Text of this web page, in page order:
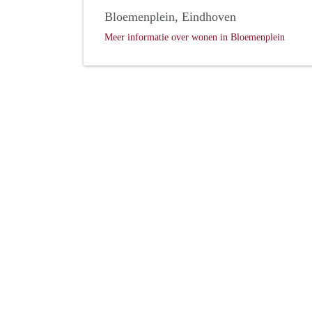
Bloemenplein, Eindhoven
Meer informatie over wonen in Bloemenplein